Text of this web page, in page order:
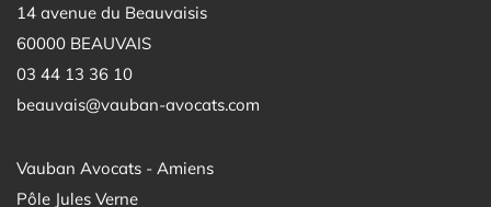
14 avenue du Beauvaisis
60000 BEAUVAIS
03 44 13 36 10
beauvais@vauban-avocats.com
Vauban Avocats - Amiens
Pôle Jules Verne